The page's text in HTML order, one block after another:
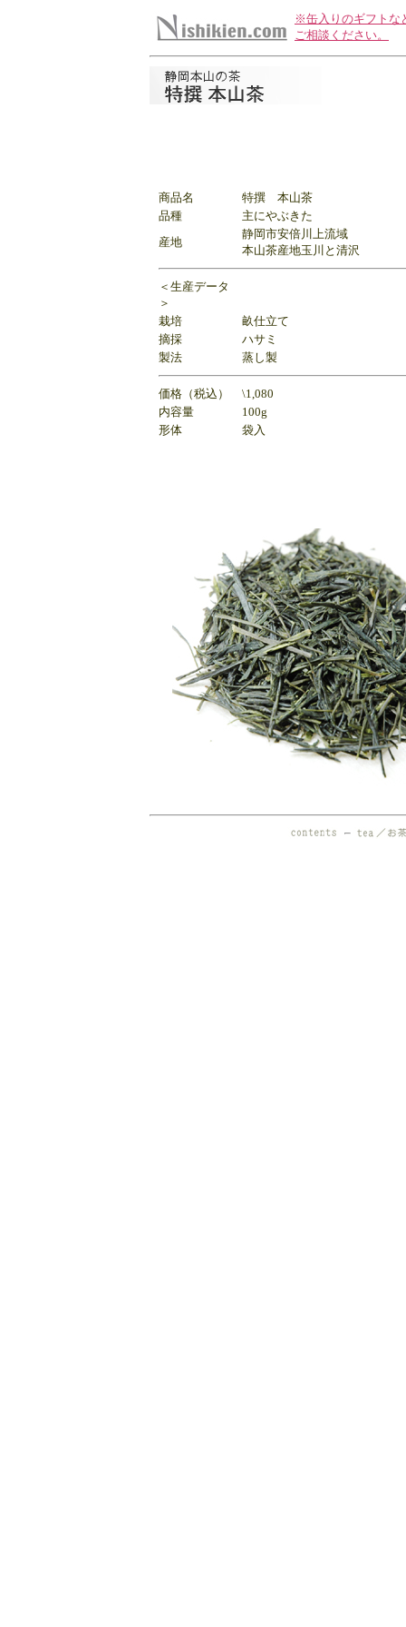
※缶入りのギフトな
ご相談ください。
商品名
特撰 本山茶
品種
主にやぶきた
産地
静岡市安倍川上流域
本山茶産地玉川と清沢
＜生産データ
＞
栽培
畝仕立て
摘採
ハサミ
製法
蒸し製
価格（税込）
\1,080
内容量
100g
形体
袋入